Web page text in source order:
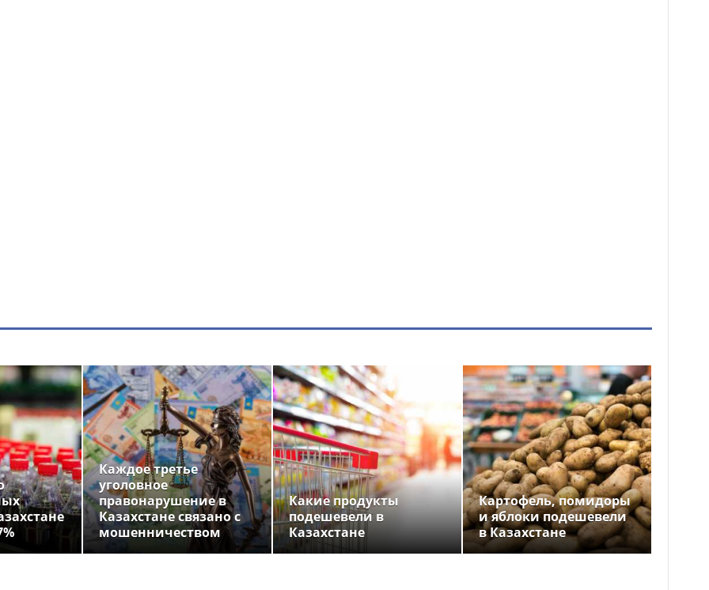
Каждое третье
уголовное
правонарушение в
Казахстане связано с
мошенничеством
Какие продукты
подешевели в
Казахстане
Картофель, помидоры
и яблоки подешевели
в Казахстане